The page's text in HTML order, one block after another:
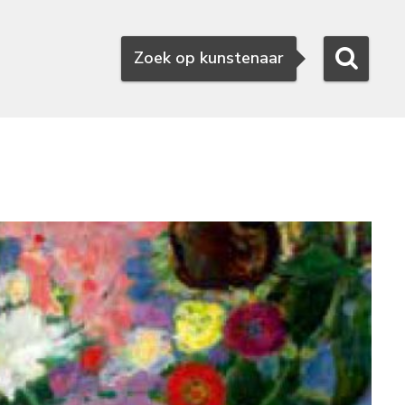
Zoeken
Zoek op kunstenaar